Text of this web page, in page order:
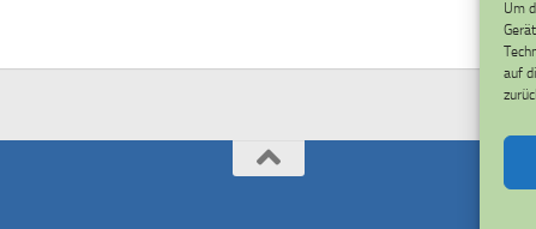
Um
auf